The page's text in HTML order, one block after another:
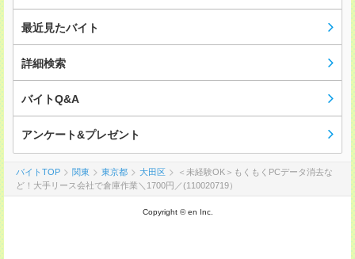
最近見たバイト
詳細検索
バイトQ&A
アンケート&プレゼント
バイトTOP 関東 東京都 大田区
＜未経験OK＞もくもくPCデータ消去な
ど！大手リース会社で倉庫作業＼1700円／(110020719）
Copyright © en Inc.